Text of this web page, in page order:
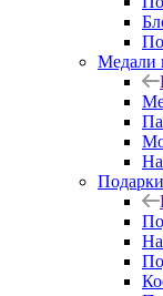
Медали
Подарки